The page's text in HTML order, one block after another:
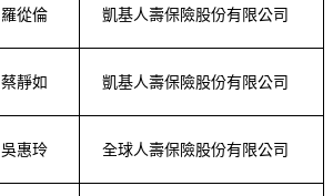
羅從倫 凱基人壽保險股份有限公司
蔡靜如 凱基人壽保險股份有限公司
吳惠玲 全球人壽保險股份有限公司